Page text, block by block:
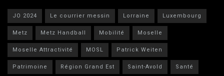
JO 2024 Le courrier messin Lorraine
Luxembourg
Metz
Metz Handball Mobilité
Moselle
Moselle Attractivité
MOSL
Patrick Weiten
Patrimoine
Région Grand Est Saint-Avold
Santé